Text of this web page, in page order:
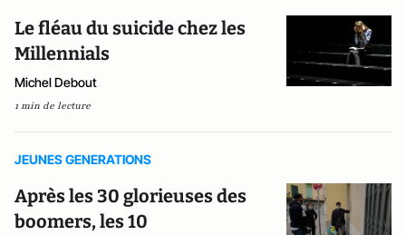
Le fléau du suicide chez les
Millennials
Michel Debout
1 min de lecture
JEUNES GENERATIONS
Après les 30 glorieuses des
boomers, les 10